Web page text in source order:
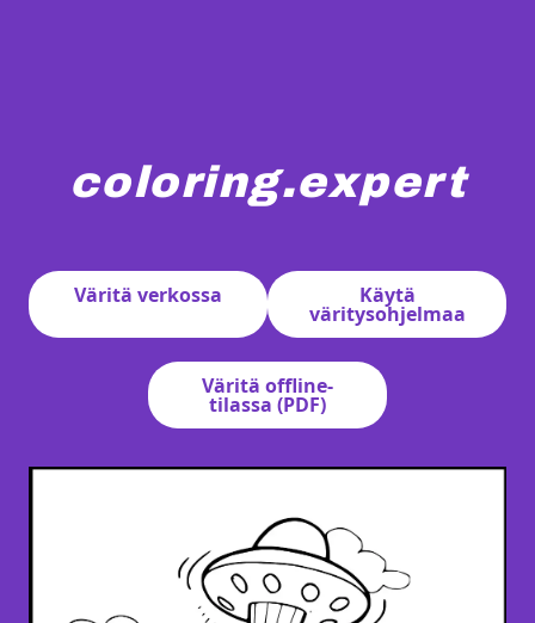
coloring.expert
Väritä verkossa
Käytä
väritysohjelmaa
Väritä offline-
tilassa (PDF)